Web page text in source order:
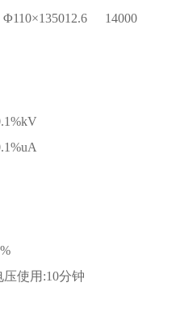
Φ110×135012.6 14000
使用:10分钟